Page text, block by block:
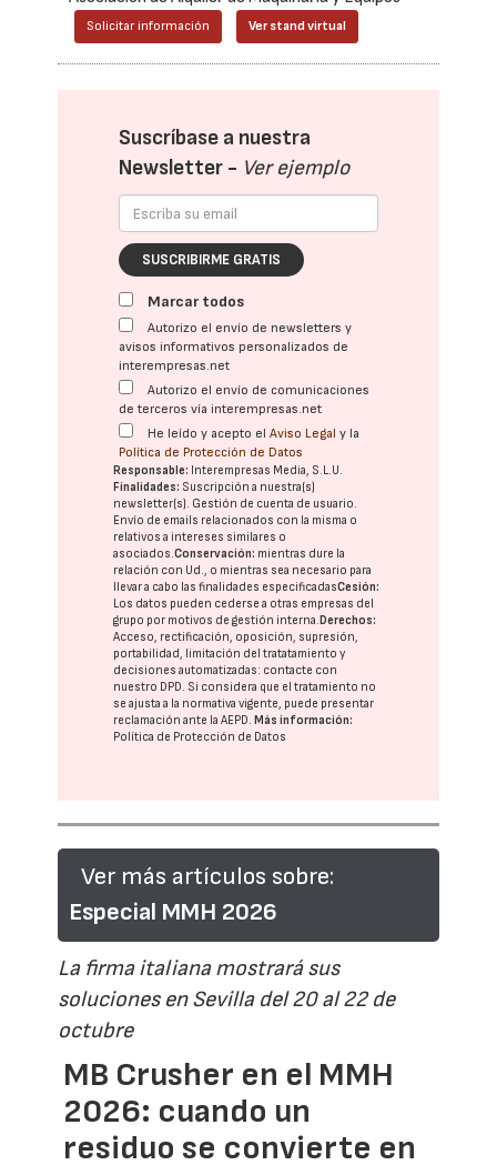
Solicitar información Ver stand virtual
Suscríbase a nuestra
Newsletter - Ver ejemplo
SUSCRIBIRME GRATIS
Marcar todos
Autorizo el envío de newsletters y
avisos informativos personalizados de
interempresas.net
Autorizo el envío de comunicaciones
de terceros vía interempresas.net
He leído y acepto elAviso Legal y la
Política de Protección de Datos
Responsable: Interempresas Media, S.L.U.
Finalidades: Suscripción a nuestra(s)
newsletter(s). Gestión de cuenta de usuario.
Envío de emails relacionados con la misma o
relativos a intereses similares o
asociados.Conservación: mientras dure la
relación con Ud., o mientras sea necesario para
llevar a cabo las finalidades especificadasCesión:
Los datos pueden cederse a otras empresas del
grupo por motivos de gestión interna. Derechos:
Acceso, rectificación, oposición, supresión,
portabilidad, limitación del tratatamiento y
decisiones automatizadas: contacte con
nuestro DPD. Si considera que el tratamiento no
se ajusta a la normativa vigente, puede presentar
reclamación ante laAEPD. Más información:
Política de Protección de Datos
Ver más artículos sobre:
Especial MMH 2026
La firma italiana mostrará sus
soluciones en Sevilla del 20 al 22 de
octubre
MB Crusher en el MMH
2026: cuando un
residuo se convierte en